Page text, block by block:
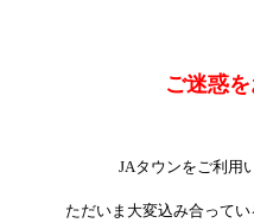
ご迷惑
JAタウンをご利用
ただいま大変込み合って